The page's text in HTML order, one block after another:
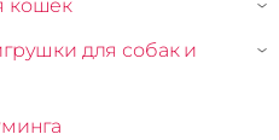
кошек ›
для собак и
›